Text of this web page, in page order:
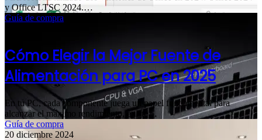
y Office LTSC 2024.…
Guía de compra
Cómo Elegir la Mejor Fuente de
Alimentación para PC en 2025
En tu PC, cada componente juega un papel fundamental para
alcanzar el máximo rendimiento, existe…
Guía de compra
20 diciembre 2024